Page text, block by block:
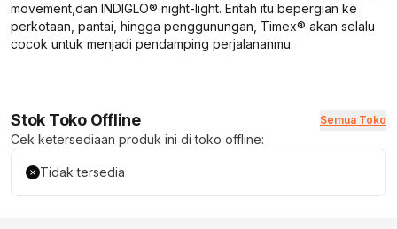
movement, dan INDIGLO® night-light. Entah itu bepergian ke
perkotaan, pantai, hingga penggunungan, Timex® akan selalu
cocok untuk menjadi pendamping perjalananmu.
Stok Toko Offline Semua Toko
Cek ketersediaan produk ini di toko offline:
Tidak tersedia